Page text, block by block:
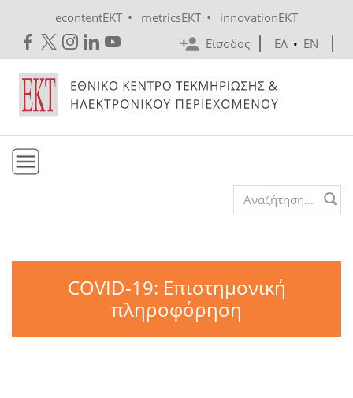
econtentEKT • metricsEKT •
innovationEKT
Είσοδος
ΕΛ • EN
Επικοινωνία
Search form
COVID-19: Επιστημονική
πληροφόρηση